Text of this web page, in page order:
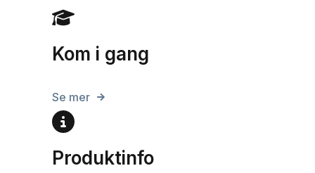
Kom i gang
Se mer
Produktinfo